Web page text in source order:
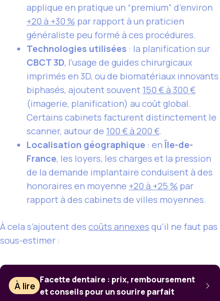
applique en pratique un “premium” d’environ
+20 à +30 % par rapport à un praticien
généraliste peu formé à ces procédures.
Technologies utilisées : la planification sur
CBCT 3D, l’usage de guides chirurgicaux
imprimés en 3D, ou de biomatériaux innovants
biphasés, ajoutent souvent 150 € à 300 €
(imagerie, planification) au coût global.
Certains cabinets facturent distinctement le
scanner, autour de 100 € à 200 €.
Localisation géographique : enÎle-de-
France, les loyers, les charges et la pression
de la demande implantaire conduisent à des
honoraires en moyenne +20 à +25 % par
rapport à des cabinets de villes moyennes.
À cela s’ajoutent des coûts annexes qu’il ne faut pas
sous-estimer :
À lire
Facette dentaire : prix, remboursement
et conseils pour un sourire parfait